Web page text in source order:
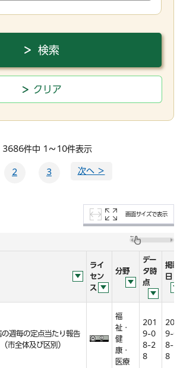
3686件中 1～10件表示
2 3 次へ ＞
画面サイズで表示
ライ
セン
ス
分野
デー
タ時
点
掲載
日
の週毎の定点当たり報告
市全体及び区別）
福
祉・
健
康・
医療
201
9-0
8-2
8
201
9-0
8-2
8